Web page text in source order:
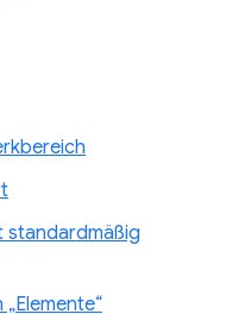
standardmäßig